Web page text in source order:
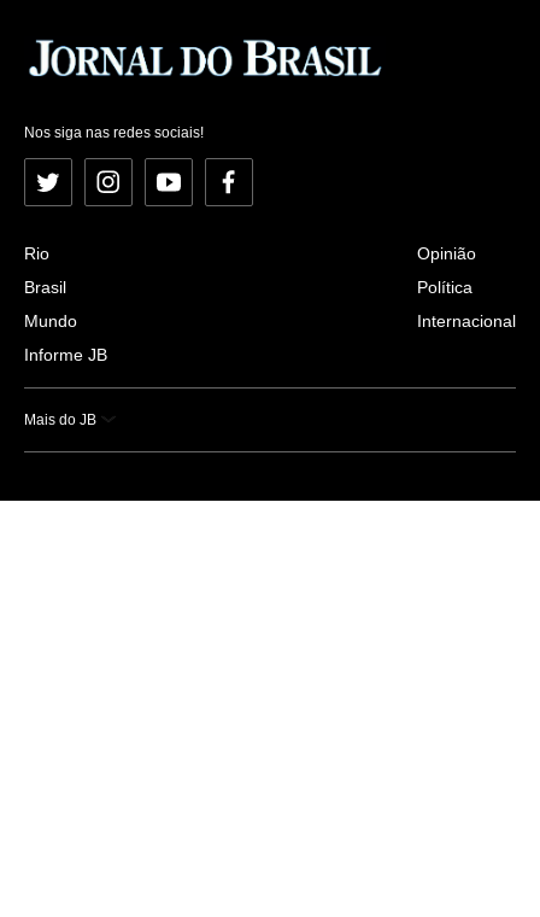
Nos siga nas redes sociais!
Twitter InstagramYouTubeFacebook
Rio
Brasil
Mundo
Informe JB
Opinião
Política
Internacional
Mais do JB
Esportes